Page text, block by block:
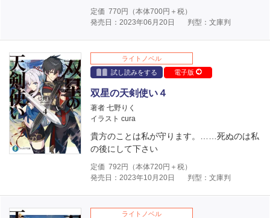
定価 770円（本体700円＋税）
発売日：2023年06月20日
判型：文庫判
ライトノベル
試し読みをする
電子版
双星の天剣使い４
著者 七野りく
イラスト cura
貴方のことは私が守ります。……死ぬのは私
の後にして下さい
定価 792 円（本体720円＋税）
発売日：2023年10月20日
判型：文庫判
ライトノベル